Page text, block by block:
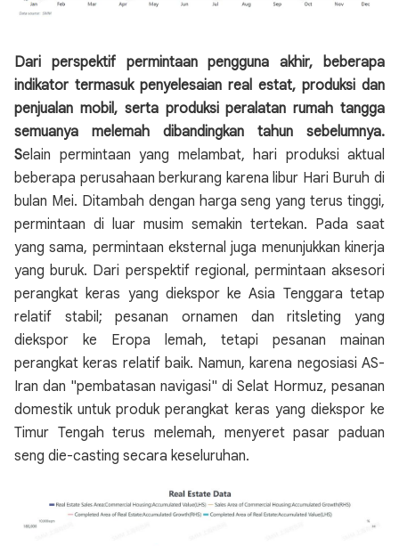
Dari perspektif permintaan pengguna akhir, beberapa
indikator termasuk penyelesaian real estat, produksi dan
penjualan mobil, serta produksi peralatan rumah tangga
semuanya melemah dibandingkan tahun sebelumnya.
Selain permintaan yang melambat, hari produksi aktual
beberapa perusahaan berkurang karena libur Hari Buruh di
bulan Mei. Ditambah dengan harga seng yang terus tinggi,
permintaan di luar musim semakin tertekan. Pada saat
yang sama, permintaan eksternal juga menunjukkan kinerja
yang buruk. Dari perspektif regional, permintaan aksesori
perangkat keras yang diekspor ke Asia Tenggara tetap
relatif stabil; pesanan ornamen dan ritsleting yang
diekspor ke Eropa lemah, tetapi pesanan mainan
perangkat keras relatif baik. Namun, karena negosiasi AS-
Iran dan "pembatasan navigasi" di Selat Hormuz, pesanan
domestik untuk produk perangkat keras yang diekspor ke
Timur Tengah terus melemah, menyeret pasar paduan
seng die-casting secara keseluruhan.